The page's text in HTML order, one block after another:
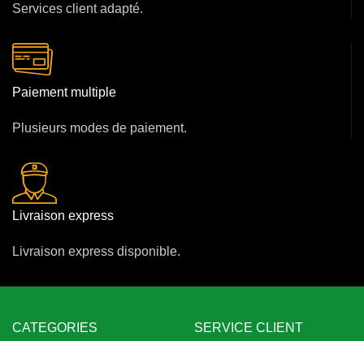
Services client adapté.
Paiement multiple
Plusieurs modes de paiement.
Livraison express
Livraison express disponible.
CATEGORIES SERVICE CLIENT